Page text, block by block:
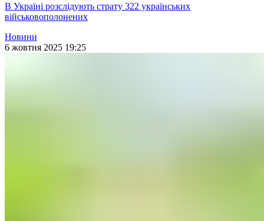
В Україні розслідують страту 322 українських
військовополонених
Новини
6 жовтня 2025 19:25